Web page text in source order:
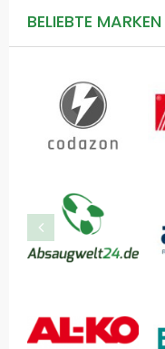
BELIEBTE MARKEN